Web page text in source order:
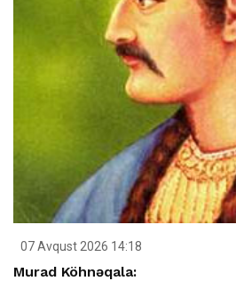
07 Avqust 2026 14:18
Murad Köhnəqala: